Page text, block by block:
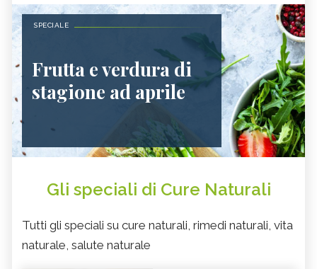
SPECIALE
Frutta e verdura di
stagione ad aprile
Gli speciali di Cure Naturali
Tutti gli speciali su cure naturali, rimedi naturali, vita
naturale, salute naturale